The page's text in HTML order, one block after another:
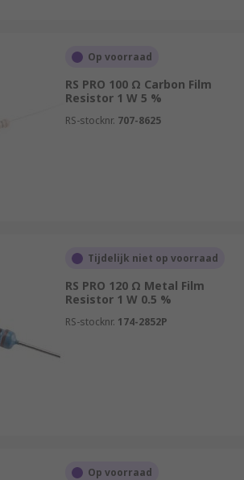
Op voorraad
RS PRO 100 Ω Carbon Film
Resistor 1 W 5 %
RS-stocknr. 707-8625
Tijdelijk niet op voorraad
RS PRO 120 Ω Metal Film
Resistor 1 W 0.5 %
RS-stocknr. 174-2852P
Op voorraad